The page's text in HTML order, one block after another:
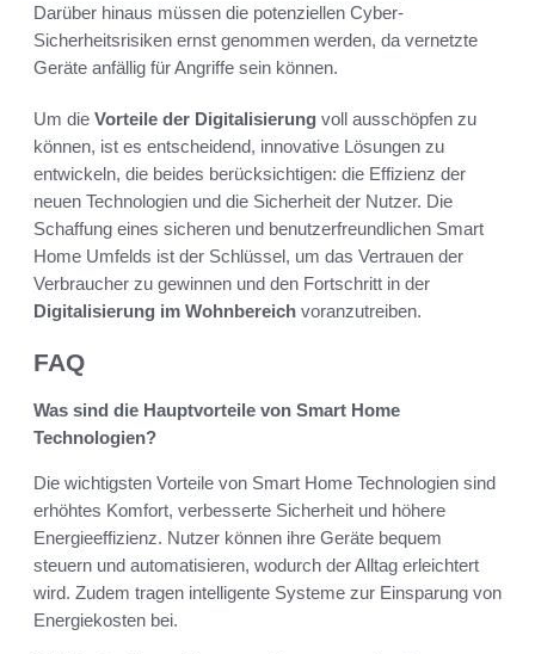
Darüber hinaus müssen die potenziellen Cyber-
Sicherheitsrisiken ernst genommen werden, da vernetzte
Geräte anfällig für Angriffe sein können.
Um die Vorteile der Digitalisierung voll ausschöpfen zu
können, ist es entscheidend, innovative Lösungen zu
entwickeln, die beides berücksichtigen: die Effizienz der
neuen Technologien und die Sicherheit der Nutzer. Die
Schaffung eines sicheren und benutzerfreundlichen Smart
Home Umfelds ist der Schlüssel, um das Vertrauen der
Verbraucher zu gewinnen und den Fortschritt in der
Digitalisierung im Wohnbereich voranzutreiben.
FAQ
Was sind die Hauptvorteile von Smart Home
Technologien?
Die wichtigsten Vorteile von Smart Home Technologien sind
erhöhtes Komfort, verbesserte Sicherheit und höhere
Energieeffizienz. Nutzer können ihre Geräte bequem
steuern und automatisieren, wodurch der Alltag erleichtert
wird. Zudem tragen intelligente Systeme zur Einsparung von
Energiekosten bei.